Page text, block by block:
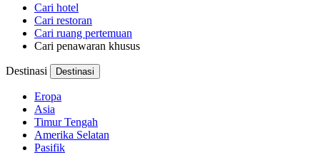
Cari hotel
Cari restoran
Cari ruang pertemuan
Cari penawaran khusus
Destinasi Destinasi
Eropa
Asia
Timur Tengah
Amerika Selatan
Pasifik